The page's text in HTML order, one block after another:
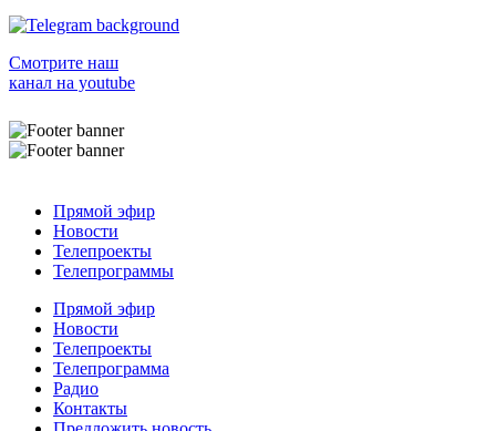
Смотрите наш
канал на youtube
Прямой эфир
Новости
Телепроекты
Телепрограммы
Прямой эфир
Новости
Телепроекты
Телепрограмма
Радио
Контакты